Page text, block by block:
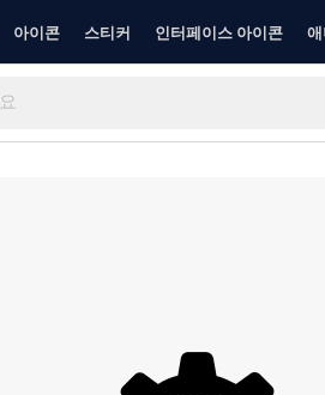
아이콘 스티커 인터페이스 아이콘